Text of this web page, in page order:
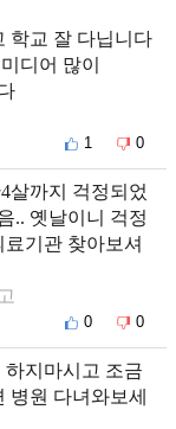
학교 잘 다닙니다
디어 많이
1 0
살까지 걱정되었
.. 옛날이니 걱정
기관 찾아보셔
0 0
지마시고 조금
병원 다녀와보세